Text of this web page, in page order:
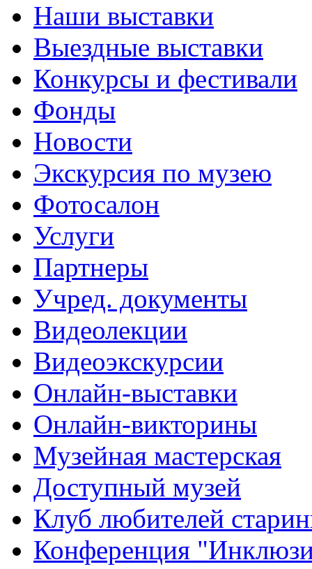
Наши выставки
Выездные выставки
Конкурсы и фестивали
Фонды
Новости
Экскурсия по музею
Фотосалон
Услуги
Партнеры
Учред. документы
Видеолекции
Видеоэкскурсии
Онлайн-выставки
Онлайн-викторины
Музейная мастерская
Доступный музей
Клуб любителей
Конференция